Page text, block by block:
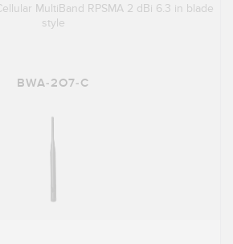
MultiBand RPSMA 2 dBi 6.3 in blade
style
BWA-2O7-C